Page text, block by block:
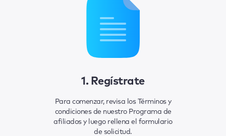
1. Regístrate
Para comenzar, revisa los Términos y
condiciones de nuestro Programa de
afiliados y luego rellena el formulario
de solicitud.